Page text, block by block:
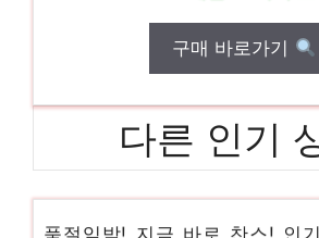
구매 바로가기
다른 인기
ipTIME 유무선 공유기,